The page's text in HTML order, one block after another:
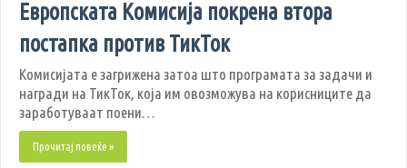
Европската Комисија покрена втора
постапка против ТикТок
Комисијата е загрижена затоа што програмата за задачи и
награди на ТикТок, која им овозможува на корисниците да
заработуваат поени…
Прочитај повеќе »